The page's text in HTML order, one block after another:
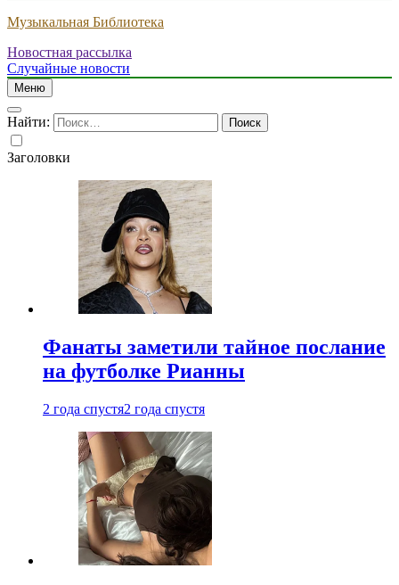
Музыкальная Библиотека
Новостная рассылка
Случайные новости
Меню
Найти:
Заголовки
Фанаты заметили тайное послание
на футболке Рианны
2 года спустя2 года спустя